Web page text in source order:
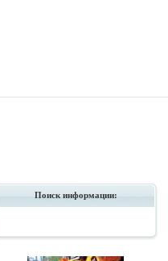
Поиск информации: